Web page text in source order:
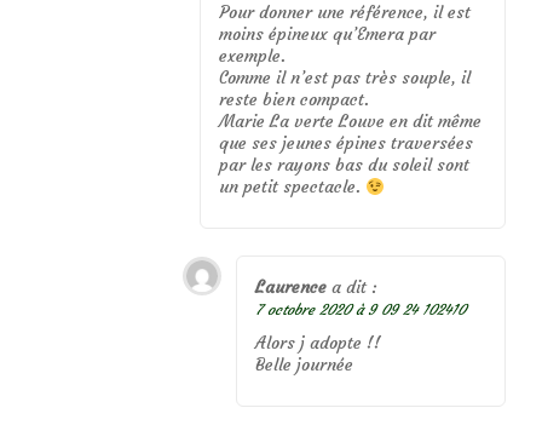
Pour donner une référence, il est
moins épineux qu’Emera par
exemple.
Comme il n’est pas très souple, il
reste bien compact.
Marie La verte Louve en dit même
que ses jeunes épines traversées
par les rayons bas du soleil sont
un petit spectacle.
Laurence a dit :
7 octobre 2020 à 9 09 24 102410
Alors j adopte !!
Belle journée